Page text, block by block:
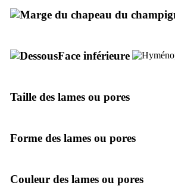
Face inférieure
Taille des lames ou pores
Forme des lames ou pores
Couleur des lames ou pores